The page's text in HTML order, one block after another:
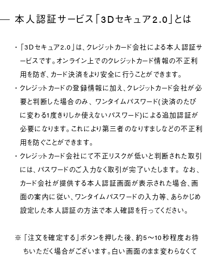
本人認証サービス「3Dセキュア2.0」とは
「3Dセキュア2.0」は、クレジットカード会社による本人認証サ
ービスです。オンライン上でのクレジットカード情報の不正利
用を防ぎ、カード決済をより安全に行うことができます。
クレジットカードの登録情報に加え、クレジットカード会社が必
要と判断した場合のみ、 ワンタイムパスワード(決済のたび
に変わる1度きりしか使えないパスワード)による追加認証が
必要になります。これにより第三者のなりすましなどの不正利
用を防ぐことができます。
クレジットカード会社にて不正リスクが低いと判断された取引
には、パスワードのご入力なく取引が完了いたします。 なお、
カード会社が提供する本人認証画面が表示された場合、画
面の案内に従い、ワンタイムパスワードの入力等、あらかじめ
設定した本人認証の方法で本人確認を行ってください。
「注文を確定する」ボタンを押した後、約5～10秒程度お待
ちいただく場合がございます。白い画面のまま変わらなくて